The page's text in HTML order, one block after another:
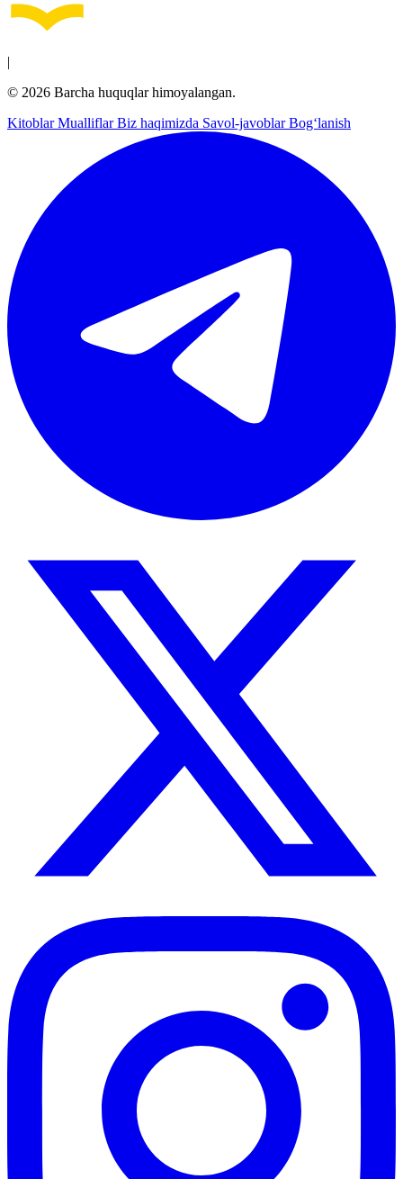
|
© 2026 Barcha huquqlar himoyalangan.
KitoblarMualliflarBiz haqimizda Savol-javoblarBog‘lanish